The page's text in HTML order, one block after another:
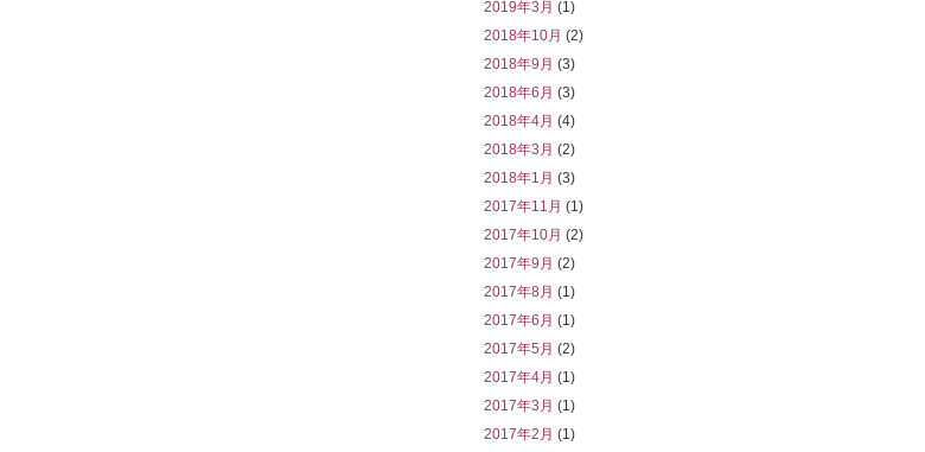
2019年3月 (1)
2018年10月 (2)
2018年9月 (3)
2018年6月 (3)
2018年4月 (4)
2018年3月 (2)
2018年1月 (3)
2017年11月 (1)
2017年10月 (2)
2017年9月 (2)
2017年8月 (1)
2017年6月 (1)
2017年5月 (2)
2017年4月 (1)
2017年3月 (1)
2017年2月 (1)